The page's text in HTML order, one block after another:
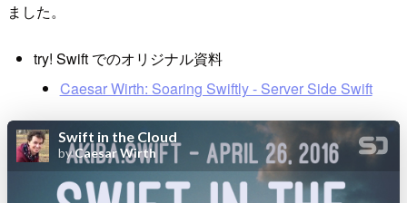
ました。
try! Swift でのオリジナル資料
Caesar Wirth: Soaring Swiftly - Server Side Swift